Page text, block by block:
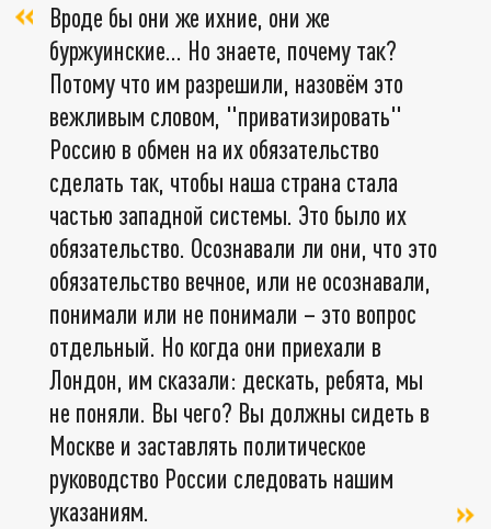
Вроде бы они же ихние, они же
буржуинские… Но знаете, почему так?
Потому что им разрешили, назовём это
вежливым словом, "приватизировать"
Россию в обмен на их обязательство
сделать так, чтобы наша страна стала
частью западной системы. Это было их
обязательство. Осознавали ли они, что это
обязательство вечное, или не осознавали,
понимали или не понимали – это вопрос
отдельный. Но когда они приехали в
Лондон, им сказали: дескать, ребята, мы
не поняли. Вы чего? Вы должны сидеть в
Москве и заставлять политическое
руководство России следовать нашим
указаниям.